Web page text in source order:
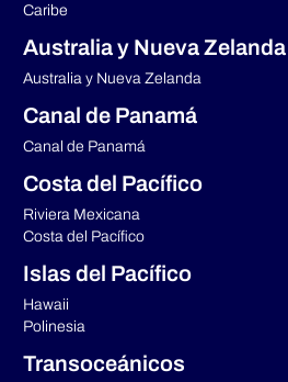
Caribe
Australia y Nueva Zelanda
Australia y Nueva Zelanda
Canal de Panamá
Canal de Panamá
Costa del Pacífico
Riviera Mexicana
Costa del Pacífico
Islas del Pacífico
Hawaii
Polinesia
Transoceánicos